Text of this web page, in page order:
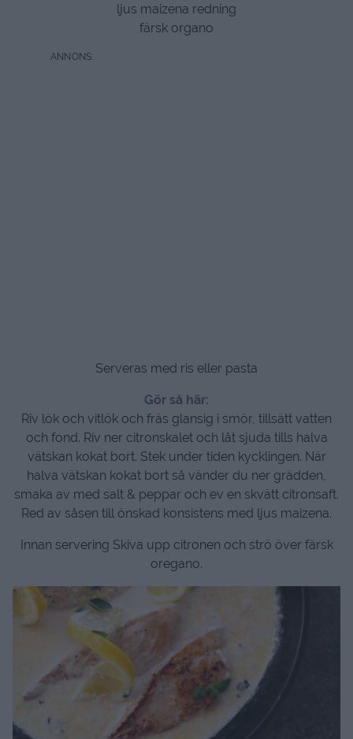
ljus maizena redning
färsk organo
Serveras med ris eller pasta
Gör så här:
Riv lök och vitlök och fräs glansig i smör, tillsätt vatten
och fond. Riv ner citronskalet och låt sjuda tills halva
vätskan kokat bort. Stek under tiden kycklingen. När
halva vätskan kokat bort så vänder du ner grädden,
smaka av med salt & peppar och ev en skvätt citronsaft.
Red av såsen till önskad konsistens med ljus maizena.
Innan servering Skiva upp citronen och strö över färsk
oregano.